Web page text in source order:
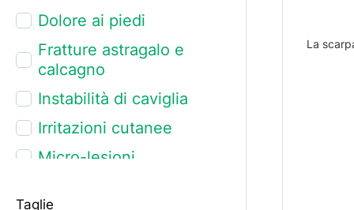
La
Dolore ai piedi
Fratture astragalo e
calcagno
Instabilità di caviglia
Irritazioni cutanee
Micro-lesioni
Taglie